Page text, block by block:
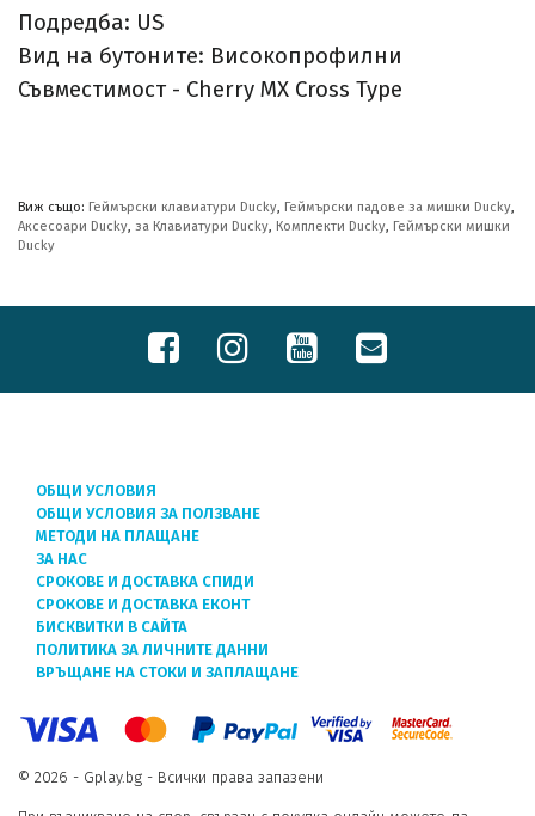
Подредба: US
Вид на бутоните: Високопрофилни
Съвместимост - Cherry MX Cross Type
Виж също: Геймърски клавиатури Ducky, Геймърски падове за мишки Ducky,
Аксесоари Ducky, за Клавиатури Ducky, Комплекти Ducky, Геймърски мишки
Ducky
ОБЩИ УСЛОВИЯ
ОБЩИ УСЛОВИЯ ЗА ПОЛЗВАНЕ
МЕТОДИ НА ПЛАЩАНЕ
ЗА НАС
СРОКОВЕ И ДОСТАВКА СПИДИ
СРОКОВЕ И ДОСТАВКА ЕКОНТ
БИСКВИТКИ В САЙТА
ПОЛИТИКА ЗА ЛИЧНИТЕ ДАННИ
ВРЪЩАНЕ НА СТОКИ И ЗАПЛАЩАНЕ
© 2026 - Gplay.bg - Всички права запазени